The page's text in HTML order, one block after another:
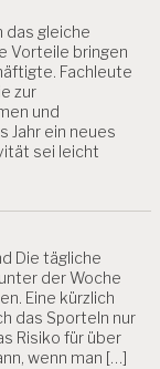
das gleiche
Vorteile bringen
Fachleute
zur
und
Jahr ein neues
sei leicht
Die tägliche
der Woche
Eine kürzlich
das Sporteln nur
Risiko für über
wenn man […]